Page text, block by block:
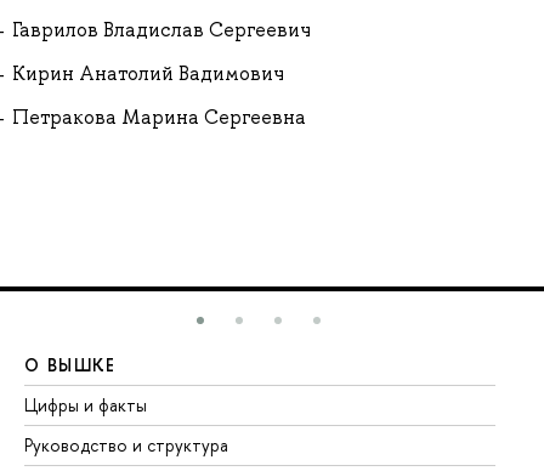
Гаврилов Владислав Сергеевич
Кирин Анатолий Вадимович
Петракова Марина Сергеевна
О ВЫШКЕ
Цифры и факты
Руководство и структура